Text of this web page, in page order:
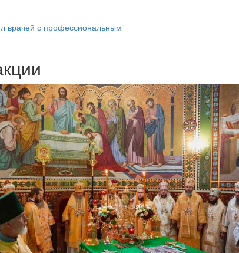
врачей с профессиональным